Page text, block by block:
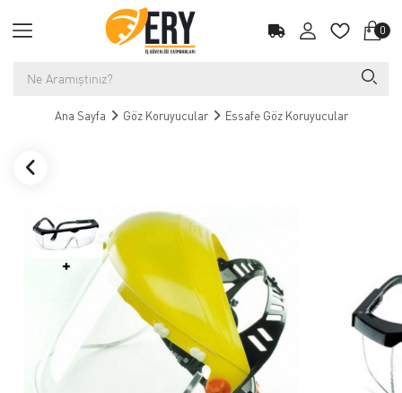
0
Ana Sayfa Göz Koruyucular Essafe Göz Koruyucular